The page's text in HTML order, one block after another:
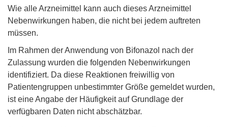
Wie alle Arzneimittel kann auch dieses Arzneimittel
Nebenwirkungen haben, die nicht bei jedem auftreten
müssen.
Im Rahmen der Anwendung von Bifonazol nach der
Zulassung wurden die folgenden Nebenwirkungen
identifiziert. Da diese Reaktionen freiwillig von
Patientengruppen unbestimmter Größe gemeldet wurden,
ist eine Angabe der Häufigkeit auf Grundlage der
verfügbaren Daten nicht abschätzbar.